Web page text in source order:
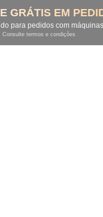
GRÁTIS EM
para pedidos com máquinas
Consulte termos e condições